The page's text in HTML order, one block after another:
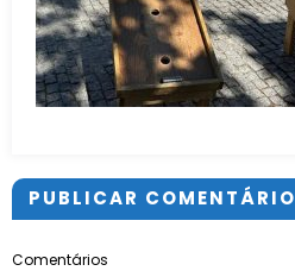
PUBLICAR COMENTÁRIO
Comentários